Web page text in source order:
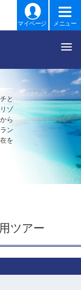
マイページ メニュー
と
ゾ
ら
ン
を
ツアー